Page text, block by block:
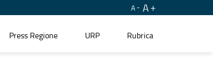
A A
Press Regione URP Rubrica